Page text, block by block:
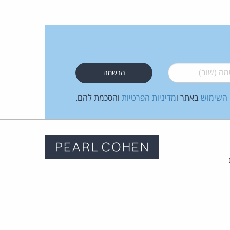
(שוב)*
השימוש באתר ומדיניות הפרטיות והסכמת להם.